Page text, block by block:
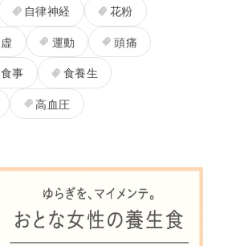
自律神経
花粉
虚 運動
頭痛
食事
食養生
高血圧